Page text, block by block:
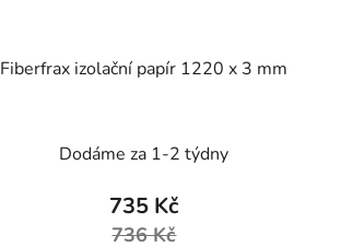
Fiberfrax izolační papír 1220 x 3 mm
Dodáme za 1-2 týdny
735 Kč
736 Kč